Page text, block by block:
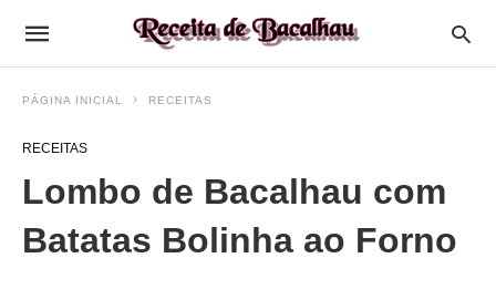
PÁGINA INICIAL RECEITAS
RECEITAS
Lombo de Bacalhau com
Batatas Bolinha ao Forno